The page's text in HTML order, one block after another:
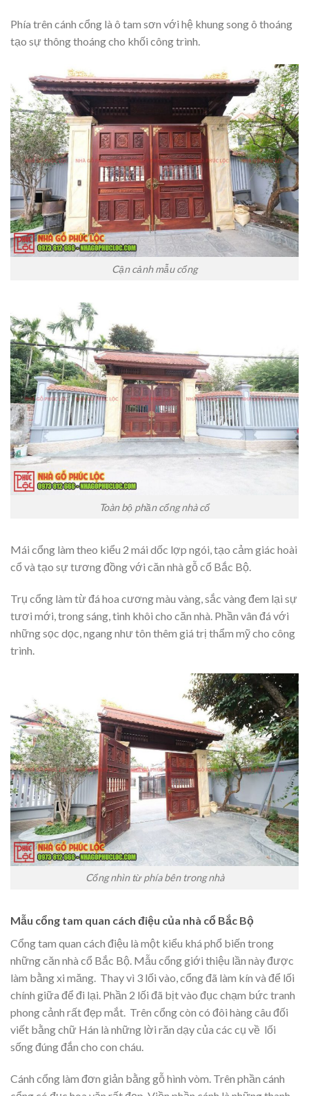
Phía trên cánh cổng là ô tam sơn với hệ khung song ô thoáng
tạo sự thông thoáng cho khối công trình.
Cận cảnh mẫu cổng
Toàn bộ phần cổng nhà cổ
Mái cổng làm theo kiểu 2 mái dốc lợp ngói, tạo cảm giác hoài
cổ và tạo sự tương đồng với căn nhà gỗ cổ Bắc Bộ.
Trụ cổng làm từ đá hoa cương màu vàng, sắc vàng đem lại sự
tươi mới, trong sáng, tinh khôi cho căn nhà. Phần vân đá với
những sọc dọc, ngang như tôn thêm giá trị thẩm mỹ cho công
trình.
Cổng nhìn từ phía bên trong nhà
Mẫu cổng tam quan cách điệu của nhà cổ Bắc Bộ
Cổng tam quan cách điệu là một kiểu khá phổ biến trong
những căn nhà cổ Bắc Bộ. Mẫu cổng giới thiệu lần này được
làm bằng xi măng. Thay vì 3 lối vào, cổng đã làm kín và để lối
chính giữa để đi lại. Phần 2 lối đã bịt vào đục chạm bức tranh
phong cảnh rất đẹp mắt. Trên cổng còn có đôi hàng câu đối
viết bằng chữ Hán là những lời răn dạy của các cụ về lối
sống đúng đắn cho con cháu.
Cánh cổng làm đơn giản bằng gỗ hình vòm. Trên phần cánh